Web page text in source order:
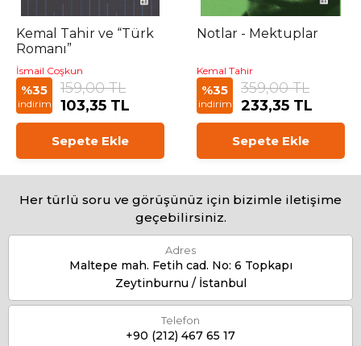
Kemal Tahir ve “Türk
Romanı”
İsmail Coşkun
%35
indirim
159,00 TL
103,35 TL
Sepete Ekle
Notlar - Mektuplar
Kemal Tahir
%35
indirim
359,00 TL
233,35 TL
Sepete Ekle
Her türlü soru ve görüşünüz için bizimle iletişime
geçebilirsiniz.
Adres
Maltepe mah. Fetih cad. No: 6 Topkapı
Zeytinburnu / İstanbul
Telefon
+90 (212) 467 65 17